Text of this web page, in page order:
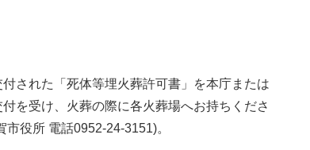
された「死体等埋火葬許可書」を本庁または
を受け、火葬の際に各火葬場へお持ちくださ
役所 電話0952-24-3151)。